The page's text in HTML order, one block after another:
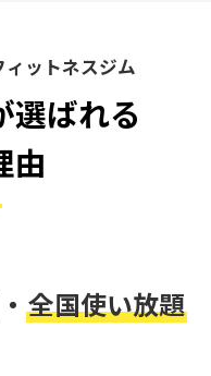
ットネスジム
選ばれる
由
全国使い放題